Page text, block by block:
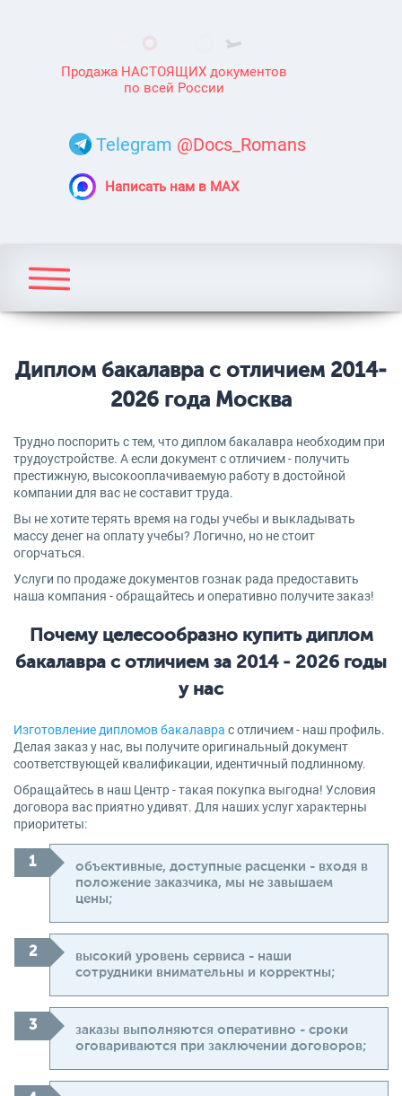
Продажа НАСТОЯЩИХ документов
по всей России
Telegram @Docs_Romans
Написать нам в MAX
Диплом бакалавра с отличием 2014-
2026 года Москва
Трудно поспорить с тем, что диплом бакалавра необходим при
трудоустройстве. А если документ с отличием - получить
престижную, высокооплачиваемую работу в достойной
компании для вас не составит труда.
Вы не хотите терять время на годы учебы и выкладывать
массу денег на оплату учебы? Логично, но не стоит
огорчаться.
Услуги по продаже документов гознак рада предоставить
наша компания - обращайтесь и оперативно получите заказ!
Почему целесообразно купить диплом
бакалавра с отличием за 2014 - 2026 годы
у нас
Изготовление дипломов бакалавра с отличием - наш профиль.
Делая заказ у нас, вы получите оригинальный документ
соответствующей квалификации, идентичный подлинному.
Обращайтесь в наш Центр - такая покупка выгодна! Условия
договора вас приятно удивят. Для наших услуг характерны
приоритеты:
объективные, доступные расценки - входя в
положение заказчика, мы не завышаем
цены;
высокий уровень сервиса - наши
сотрудники внимательны и корректны;
заказы выполняются оперативно - сроки
оговариваются при заключении договоров;